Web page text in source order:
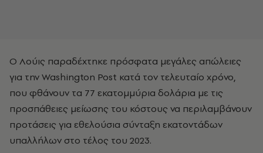
Ο Λούις παραδέχτηκε πρόσφατα μεγάλες απώλειες
για την Washington Post κατά τον τελευταίο χρόνο,
που φθάνουν τα 77 εκατομμύρια δολάρια με τις
προσπάθειες μείωσης του κόστους να περιλαμβάνουν
προτάσεις για εθελούσια σύνταξη εκατοντάδων
υπαλλήλων στο τέλος του 2023.